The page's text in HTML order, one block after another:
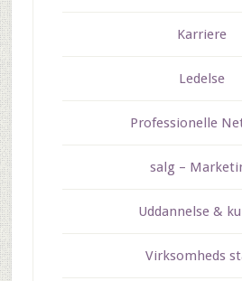
Karriere
Ledelse
Professionelle
salg –
Uddannelse &
Virksomheds